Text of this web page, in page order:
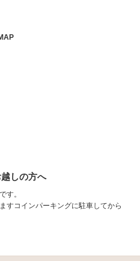
しの方へ
す。
すコインパーキングに駐車してから